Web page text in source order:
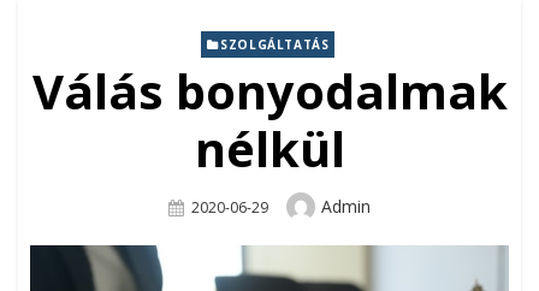
SZOLGÁLTATÁS
Válás bonyodalmak
nélkül
Posted
2020-06-29 Author
Admin